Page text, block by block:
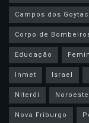
Campos dos
Corpo de
Educação
Inmet
Israel
Niterói
Nova Friburgo